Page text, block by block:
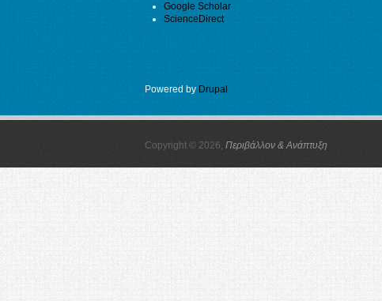
Google Scholar
ScienceDirect
Powered by Drupal
Copyright © 2026, Περιβάλλον & Ανάπτυξη